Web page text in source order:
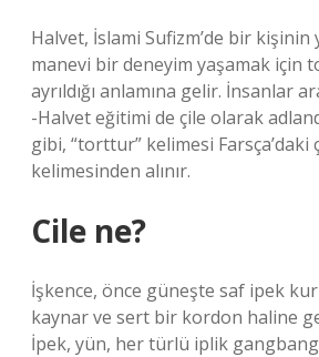
Halvet, İslami Sufizm’de bir kişinin
manevi bir deneyim yaşamak için
ayrıldığı anlamına gelir. İnsanlar
-Halvet eğitimi de çile olarak
gibi, “torttur” kelimesi Farsça’daki
kelimesinden alınır.
Cile ne?
İşkence, önce güneşte saf ipek
kaynar ve sert bir kordon haline
İpek, yün, her türlü iplik